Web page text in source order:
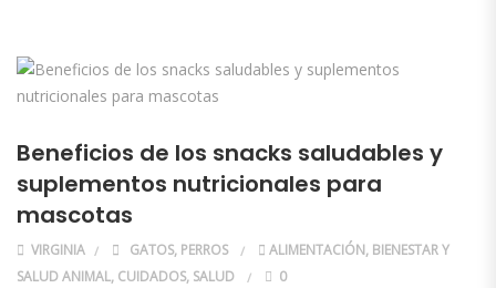
Beneficios de los snacks saludables y
suplementos nutricionales para
mascotas
VIRGINIA GATOS, PERROS ALIMENTACIÓN, BIENESTAR Y
SALUD ANIMAL, CUIDADOS, SALUD 0